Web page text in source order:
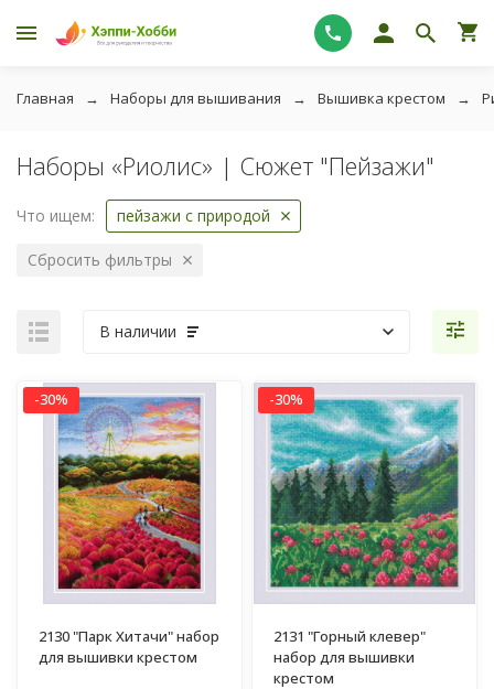
Главная Наборы для вышивания Вышивка крестом
Наборы «Риолис» | Сюжет "Пейзажи"
Что ищем: пейзажи с природой
Сбросить фильтры
В наличии
-30%
2130 "Парк Хитачи" набор
для вышивки крестом
-30%
2131 "Горный клевер"
набор для вышивки
крестом